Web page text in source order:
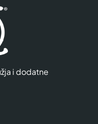
i dodatne